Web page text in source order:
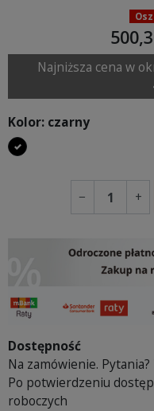
Najniższa cena w
Kolor: czarny
czarny
− +
Dostępność
Na zamówienie.
Po potwierdzeniu
roboczych